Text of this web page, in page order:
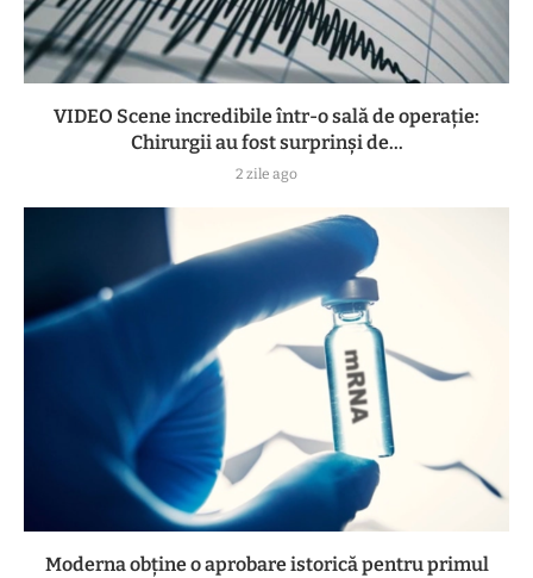
VIDEO Scene incredibile într-o sală de operație:
Chirurgii au fost surprinși de...
2 zile ago
Moderna obține o aprobare istorică pentru primul